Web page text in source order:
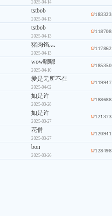
2025-04-14
tstbob
2025-04-13
0/183323
tstbob
2025-04-13
0/118708
猪肉馅灬
2025-04-13
0/117862
wow嘟嘟
2025-04-10
0/185350
爱是无所不在
2025-04-02
0/119947
如是许
2025-03-28
0/188688
如是许
2025-03-27
0/121373
花傦
2025-03-27
0/120941
bon
2025-03-26
0/128498